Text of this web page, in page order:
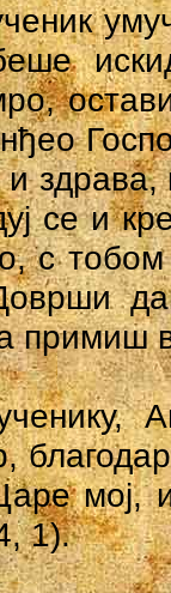
се и
с
примиш
мој,
1).